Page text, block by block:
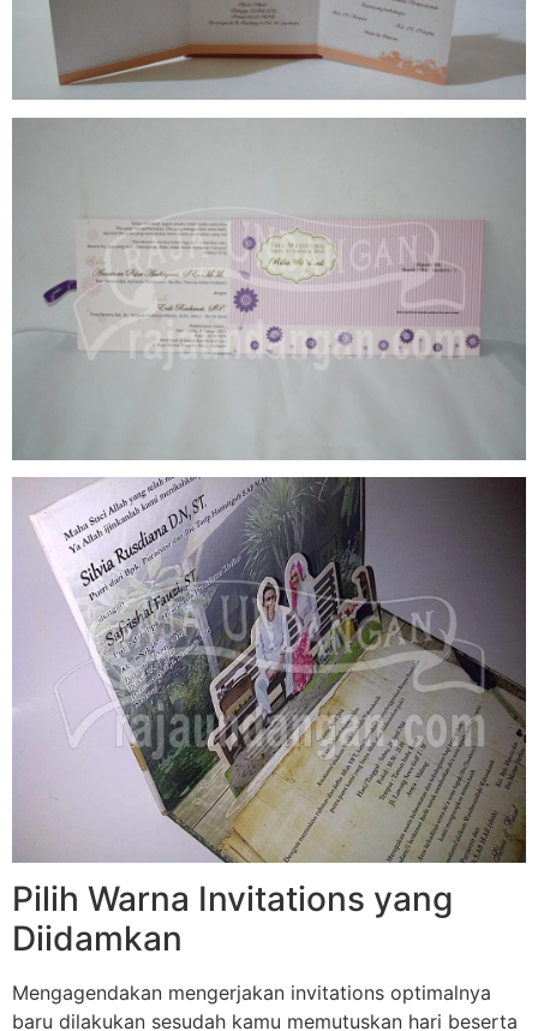
Pilih Warna Invitations yang
Diidamkan
Mengagendakan mengerjakan invitations optimalnya
baru dilakukan sesudah kamu memutuskan hari beserta